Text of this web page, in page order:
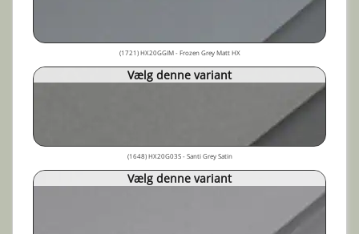
(1721) HX20GGIM - Frozen Grey Matt HX
Vælg denne variant
(1648) HX20G03S - Santi Grey Satin
Vælg denne variant